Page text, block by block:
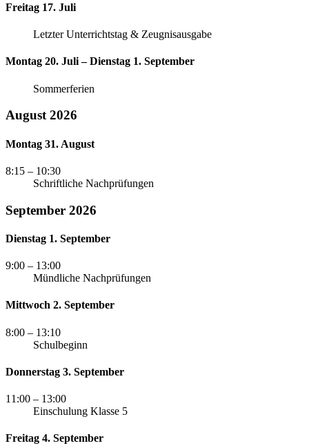
Freitag 17. Juli
Letzter Unterrichtstag & Zeugnisausgabe
Montag 20. Juli – Dienstag 1. September
Sommerferien
August 2026
Montag 31. August
8:15 – 10:30
Schriftliche Nachprüfungen
September 2026
Dienstag 1. September
9:00 – 13:00
Mündliche Nachprüfungen
Mittwoch 2. September
8:00 – 13:10
Schulbeginn
Donnerstag 3. September
11:00 – 13:00
Einschulung Klasse 5
Freitag 4. September